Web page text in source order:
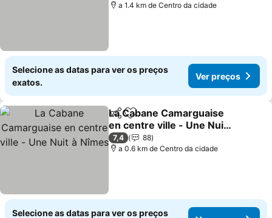
a 1.4 km de Centro da cidade
Selecione as datas para ver os preços
exatos.
Ver preços
PartilharAdicionar aos favoritos
La Cabane Camarguaise
en centre ville - Une Nuit
à Nîmes
7,4
88
a 0.6 km de Centro da cidade
Selecione as datas para ver os preços